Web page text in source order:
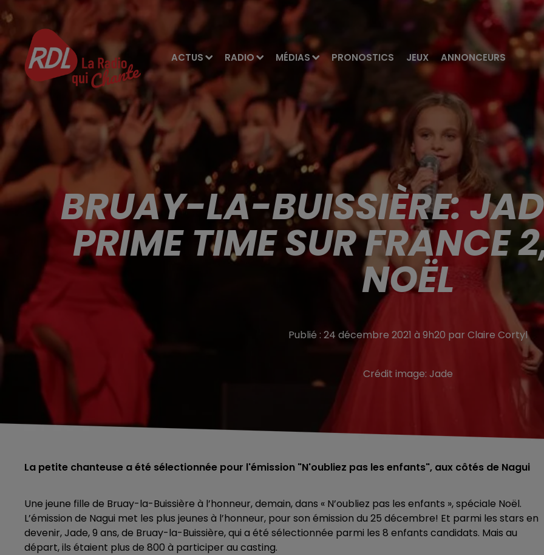
ACTUS RADIO MÉDIAS PRONOSTICS JEUX ANNONCEURS
BRUAY-LA-BUISSIÈRE:
PRIME TIME SUR FRANCE
NOËL
Publié : 24 décembre 2021 à 9h20 par Claire Cortyl
Crédit image: Jade
La petite chanteuse a été sélectionnée pour l'émission "N'oubliez pas les enfants", aux côtés de Nagui
Une jeune fille de Bruay-la-Buissière à l’honneur, demain, dans « N’oubliez pas les enfants », spéciale Noël.
L’émission de Nagui met les plus jeunes à l’honneur, pour son émission du 25 décembre! Et parmi les stars en
devenir, Jade, 9 ans, de Bruay-la-Buissière, qui a été sélectionnée parmi les 8 enfants candidats. Mais au
départ, ils étaient plus de 800 à participer au casting.